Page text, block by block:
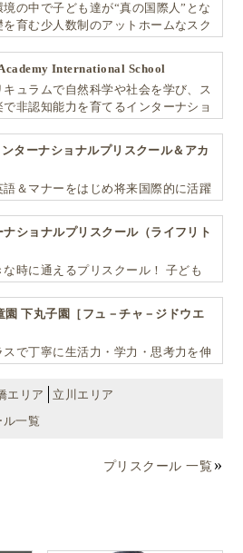
were when we last met (last
5 Castle Adventure today then
of this book. You did a really
too!! Your comprehension
and your sentence structures have
do steady work on those
now on. It was interesting (for
easier you find it to read accurately
under each word as you go –
this for every book until we can
necessary. By the way, you
‘th’ sound I have heard for a
of that letter combination
take you back through Castle
words you had trouble with
Village in the Snow.
and warms up so that you can
your friends. Have a nice week.
毎日の積み重ね。わかっている
と、なかなか続かないというこ
の中で子ども達が“真の国際人”とな
を育む少人数制のアットホームなスク
International School
ュラムで自然科学や社会を学び、ス
非認知能力を育てるインターナショ
ターナショナルプリスクール＆アカ
語＆マナーをはじめ将来国際的に活躍
・エデュ）」は幼児から小学生まで一
実のカリキュラムが魅力です
ショナルプリスクール（ライフリト
時に通えるプリスクール！ 子ども
ぶこと、考える力を育みます
園 下丸子園［フュ－チャ－ジドウエ
スで丁寧に生活力・学力・思考力を伸
エリア
立川エリア
一覧
プリスクール 一覧